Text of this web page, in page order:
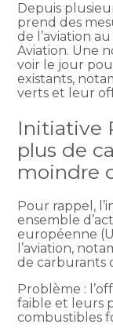
Depuis
prend des
de l’aviation
Aviation. Une
voir le jour
existants,
verts et leur
Initiative
plus de
moindre
Pour rappel,
ensemble
européenne
l’aviation,
de carburants
Problème :
faible et leurs
combustibles